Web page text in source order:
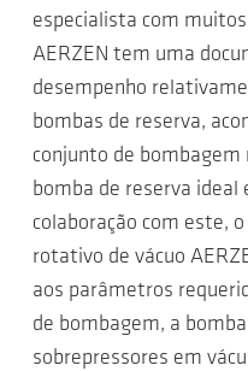
especialista com
AERZEN tem uma
desempenho
bombas de reserva,
conjunto de bombagem
bomba de reserva
colaboração com este,
rotativo de vácuo
aos parâmetros
de bombagem, a
sobrepressores em